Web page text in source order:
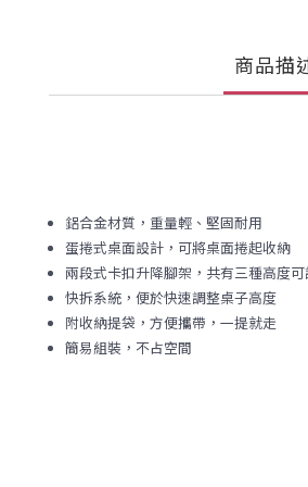
商品描
鋁合金材質，重量輕、堅固耐用
蛋捲式桌面設計，可將桌面捲起收納
兩段式卡扣升降腳架，共有三種高度
快拆系統，便於快速調整桌子高度
附收納提袋，方便攜帶，一提就走
簡易組裝，不占空間